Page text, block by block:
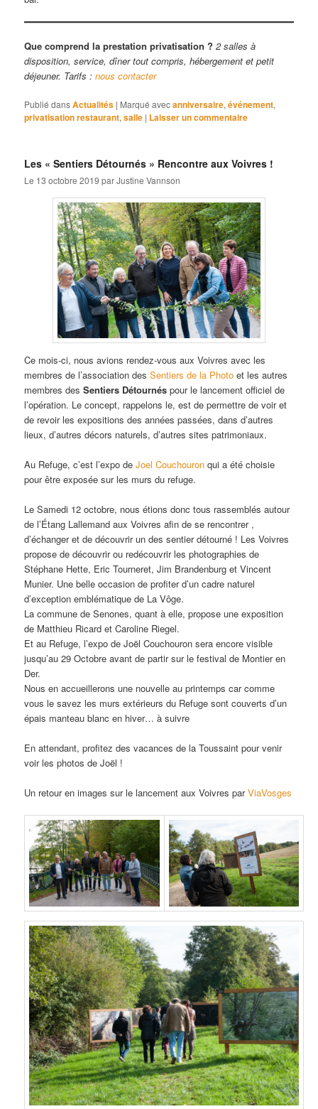
Que comprend la prestation privatisation ? 2 salles à
disposition, service, dîner tout compris, hébergement et petit
déjeuner. Tarifs :nous contacter
Publié dansActualités | Marqué avecanniversaire,événement,
privatisation restaurant,salle | Laisser un commentaire
Les « Sentiers Détournés » Rencontre aux Voivres !
Le 13 octobre 2019 parJustine Vannson
Ce mois-ci, nous avions rendez-vous aux Voivres avec les
membres de l’association desSentiers de la Photo et les autres
membres desSentiers Détournés pour le lancement officiel de
l’opération. Le concept, rappelons le, est de permettre de voir et
de revoir les expositions des années passées, dans d’autres
lieux, d’autres décors naturels, d’autres sites patrimoniaux.
Au Refuge, c’est l’expo deJoel Couchouron qui a été choisie
pour être exposée sur les murs du refuge.
Le Samedi 12 octobre, nous étions donc tous rassemblés autour
de l’Étang Lallemand aux Voivres afin de se rencontrer ,
d’échanger et de découvrir un des sentier détourné ! Les Voivres
propose de découvrir ou redécouvrir les photographies de
Stéphane Hette, Eric Tourneret, Jim Brandenburg et Vincent
Munier. Une belle occasion de profiter d’un cadre naturel
d’exception emblématique de La Vôge.
La commune de Senones, quant à elle, propose une exposition
de Matthieu Ricard et Caroline Riegel.
Et au Refuge, l’expo de Joël Couchouron sera encore visible
jusqu’au 29 Octobre avant de partir sur le festival de Montier en
Der.
Nous en accueillerons une nouvelle au printemps car comme
vous le savez les murs extérieurs du Refuge sont couverts d’un
épais manteau blanc en hiver… à suivre
En attendant, profitez des vacances de la Toussaint pour venir
voir les photos de Joël !
Un retour en images sur le lancement aux Voivres parViaVosges